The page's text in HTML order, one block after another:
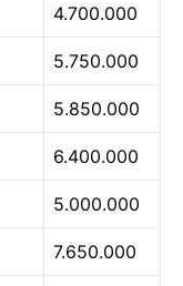
4.700.000
5.750.000
5.850.000
6.400.000
5.000.000
7.650.000